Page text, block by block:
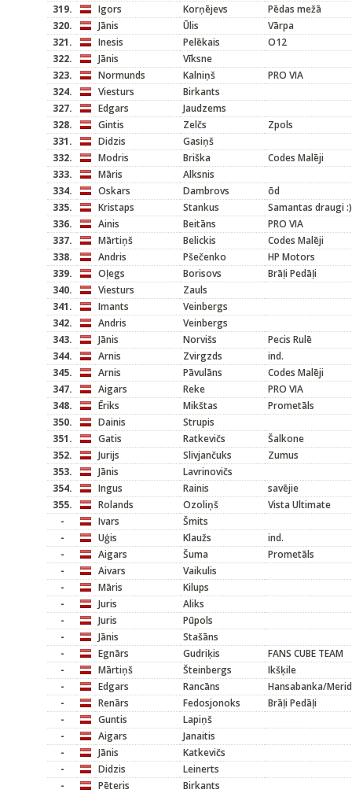
319.
Igors Korņējevs
Pēdas mežā
320.
Jānis Ūlis
Vārpa
321.
Inesis Pelēkais
O12
322.
Jānis
Vīksne
323.
Normunds Kalniņš
PRO VIA
324.
Viesturs
Birkants
327.
Edgars
Jaudzems
328.
Gintis Zelčs
Zpols
331.
Didzis
Gasiņš
332.
Modris Briška
Codes Malēji
333.
Māris
Alksnis
334.
Oskars Dambrovs
ōd
335.
Kristaps Stankus
Samantas draugi :)
336.
Ainis Beitāns
PRO VIA
337.
Mārtiņš Belickis
Codes Malēji
338.
Andris Pšečenko
HP Motors
339.
Oļegs Borisovs
Brāļi Pedāļi
340.
Viesturs
Zauls
341.
Imants
Veinbergs
342.
Andris
Veinbergs
343.
Jānis Norvišs
Pecis Rulē
344.
Arnis Zvirgzds
ind.
345.
Arnis Pāvulāns
Codes Malēji
347.
Aigars Reke
PRO VIA
348.
Ēriks Mikštas
Prometāls
350.
Dainis
Strupis
351.
Gatis Ratkevičs
Šalkone
352.
Jurijs Slivjančuks
Zumus
353.
Jānis
Lavrinovičs
354.
Ingus Rainis
savējie
355.
Rolands Ozoliņš
Vista Ultimate
-
Ivars
Šmits
-
Uģis Klaužs
ind.
-
Aigars Šuma
Prometāls
-
Aivars
Vaikulis
-
Māris
Kilups
-
Juris
Aliks
-
Juris
Pūpols
-
Jānis
Stašāns
-
Egnārs Gudriķis
FANS CUBE TEAM
-
Mārtiņš Šteinbergs
Ikšķile
-
Edgars Rancāns
Hansabanka/
-
Renārs Fedosjonoks
Brāļi Pedāļi
-
Guntis
Lapiņš
-
Aigars
Janaitis
-
Jānis
Katkevičs
-
Didzis
Leinerts
-
Pēteris
Birkants